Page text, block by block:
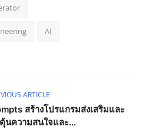
AI
ARTICLE
สร้างโปรแกรมส่งเสริมและ
นความสนใจและ...